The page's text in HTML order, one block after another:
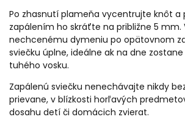
Po zhasnutí plameňa vycentrujte knôt a
zapálením ho skráťte na približne 5 mm.
nechcenému dymeniu po opätovnom
sviečku úplne, ideálne ak na dne
tuhého vosku.
Zapálenú sviečku nenechávajte nikdy
prievane, v blízkosti horľavých
dosahu detí či domácich zvierat.